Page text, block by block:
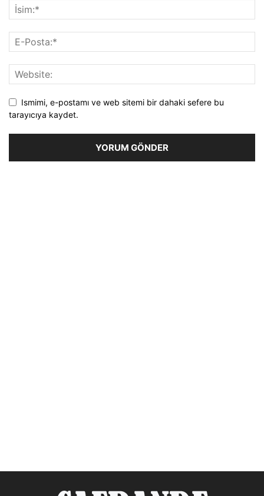
Ismimi, e-postamı ve web sitemi bir dahaki sefere bu
tarayıcıya kaydet.